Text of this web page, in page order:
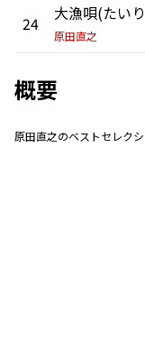
24
原田直之
概要
原田直之のベストセレク